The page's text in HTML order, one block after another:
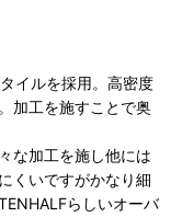
イルを採用。高密度
加工を施すことで奥
な加工を施し他には
くいですがかなり細
らしいオーバ